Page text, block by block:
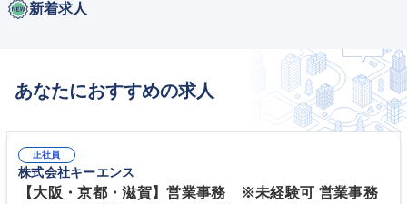
新着求人
あなたにおすすめの求人
正社員
株式会社キーエンス
【大阪・京都・滋賀】営業事務 ※未経験可 営業事務